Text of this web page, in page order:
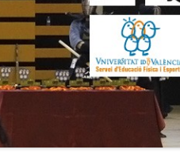
DE INSCRIPCIÓN